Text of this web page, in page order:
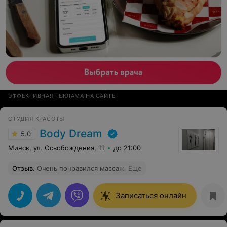
ЭФФЕКТИВНАЯ РЕКЛАМА НА САЙТЕ
СТУДИЯ КРАСОТЫ
5.0 Body Dream
Минск, ул. Освобождения, 11 до 21:00
Отзыв. Очень понравился массаж Еще
Записаться онлайн